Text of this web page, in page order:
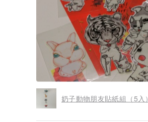
奶子動物朋友貼紙組（5入）